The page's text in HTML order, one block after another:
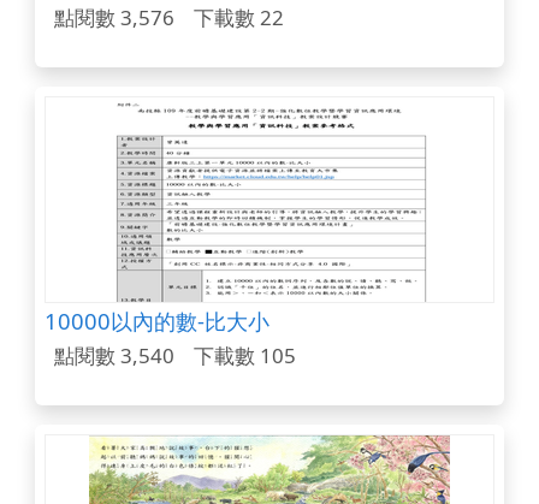
點閱數 3,576 下載數 22
10000以內的數-比大小
點閱數 3,540 下載數 105